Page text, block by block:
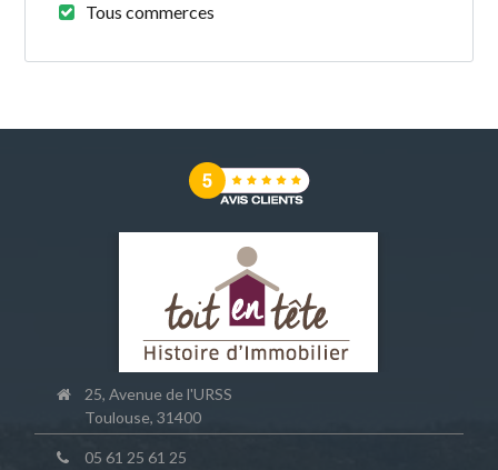
Tous commerces
25, Avenue de l'URSS
Toulouse, 31400
05 61 25 61 25